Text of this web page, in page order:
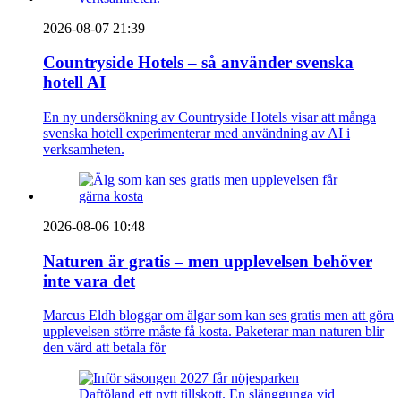
2026-08-07 21:39
Countryside Hotels – så använder svenska
hotell AI
En ny undersökning av Countryside Hotels visar att många
svenska hotell experimenterar med användning av AI i
verksamheten.
2026-08-06 10:48
Naturen är gratis – men upplevelsen behöver
inte vara det
Marcus Eldh bloggar om älgar som kan ses gratis men att göra
upplevelsen större måste få kosta. Paketerar man naturen blir
den värd att betala för